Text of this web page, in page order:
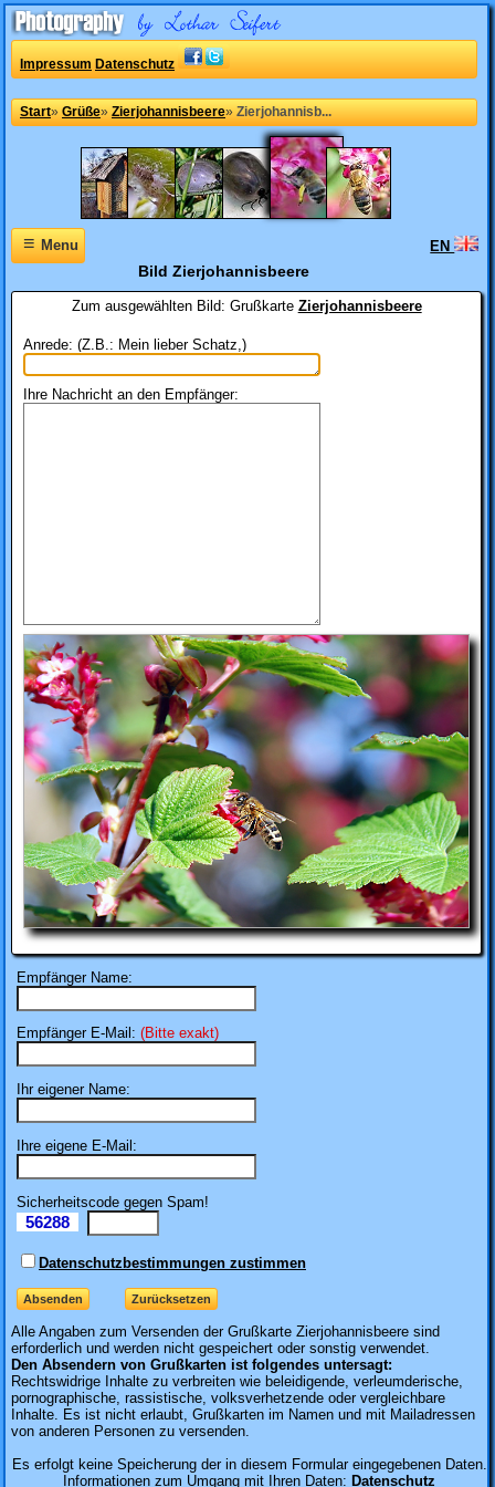
Impressum Datenschutz
Start» Grüße» Zierjohannisbeere» Zierjohannisb...
≡Menu EN
Bild Zierjohannisbeere
Zum ausgewählten Bild: Grußkarte Zierjohannisbeere
Anrede: (Z.B.: Mein lieber Schatz,)
Ihre Nachricht an den Empfänger:
Empfänger Name:
Empfänger E-Mail: (Bitte exakt)
Ihr eigener Name:
Ihre eigene E-Mail:
Sicherheitscode gegen Spam!
56288
Datenschutzbestimmungen zustimmen
Alle Angaben zum Versenden der Grußkarte Zierjohannisbeere sind
erforderlich und werden nicht gespeichert oder sonstig verwendet.
Den Absendern von Grußkarten ist folgendes untersagt:
Rechtswidrige Inhalte zu verbreiten wie beleidigende, verleumderische,
pornographische, rassistische, volksverhetzende oder vergleichbare
Inhalte. Es ist nicht erlaubt, Grußkarten im Namen und mit Mailadressen
von anderen Personen zu versenden.
Es erfolgt keine Speicherung der in diesem Formular eingegebenen Daten.
Informationen zum Umgang mit Ihren Daten: Datenschutz